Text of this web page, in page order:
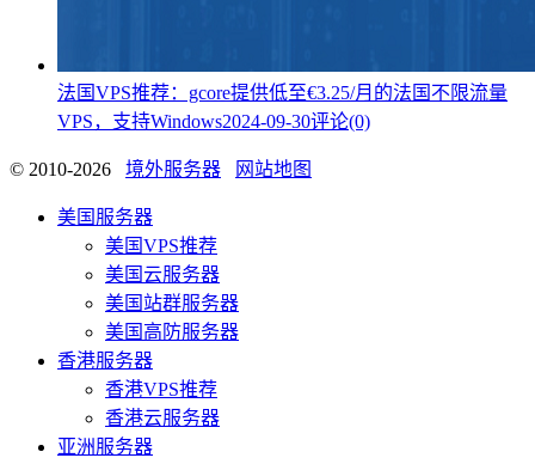
法国VPS推荐：gcore提供低至€3.25/月的法国不限流量
VPS，支持Windows2024-09-30评论(0)
© 2010-2026 境外服务器 网站地图
美国服务器
美国VPS推荐
美国云服务器
美国站群服务器
美国高防服务器
香港服务器
香港VPS推荐
香港云服务器
亚洲服务器